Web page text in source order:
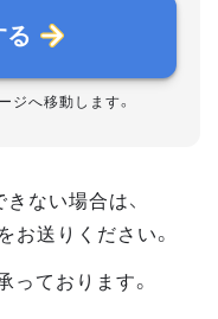
る
ジへ移動します。
ない場合は、
お送りください。
ております。